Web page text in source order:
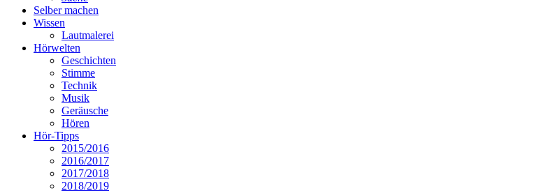
Selber machen
Wissen
Lautmalerei
Hörwelten
Geschichten
Stimme
Technik
Musik
Geräusche
Hören
Hör-Tipps
2015/2016
2016/2017
2017/2018
2018/2019